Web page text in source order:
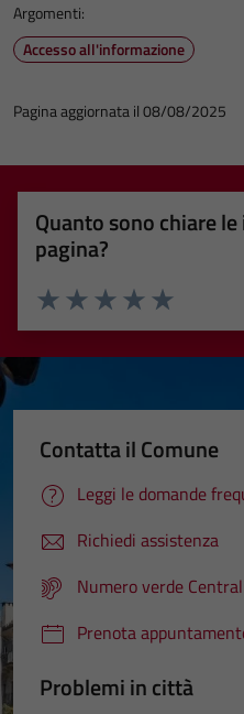
Argomenti:
Accesso all'informazione
Pagina aggiornata il 08/08/2025
Quanto sono chiare
pagina?
Valuta 5
Valuta 4 stelle
Valuta 3 stelle su 5
Valuta 2 stelle su 5
Valuta 1 stelle su 5
Contatta il Comune
Leggi le domande
Richiedi assistenza
Numero verde
Prenota
Problemi in città